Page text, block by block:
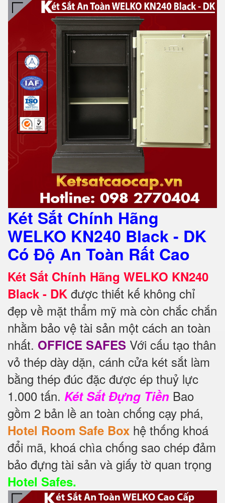
Két Sắt Chính Hãng
WELKO KN240 Black - DK
Có Độ An Toàn Rất Cao
Két Sắt Chính Hãng WELKO KN240
Black - DK được thiết kế không chỉ
đẹp về mặt thẩm mỹ mà còn chắc chắn
nhằm bảo vệ tài sản một cách an toàn
nhất. OFFICE SAFES Với cấu tạo thân
vỏ thép dày dặn, cánh cửa két sắt làm
bằng thép đúc đặc được ép thuỷ lực
1.000 tấn. Két Sắt Đựng Tiền Bao
gồm 2 bản lề an toàn chống cạy phá,
Hotel Room Safe Box hệ thống khoá
đổi mã, khoá chìa chống sao chép đảm
bảo đựng tài sản và giấy tờ quan trọng
Hotel Safes.